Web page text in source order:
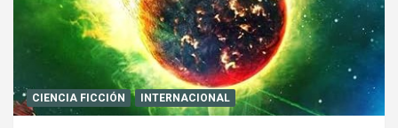
CIENCIA FICCIÓN INTERNACIONAL